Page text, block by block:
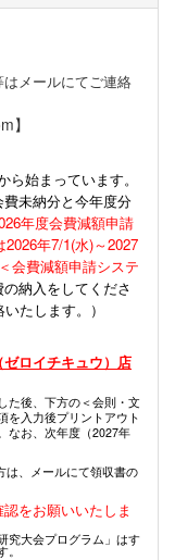
メールにてご連絡
】
ら始まっています。
未納分と今年度分
年度会費減額申請
年7/1(水)～2027
＜会費減額申請システ
納入をしてくださ
たします。）
ロイチキュウ）店
た後、下方の＜会則・文
を入力後プリントアウト
なお、次年度（2027年
は、メールにて領収書の
をお願いいたしま
究大会プログラム」はす
。